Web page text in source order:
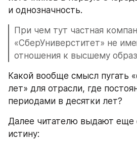
и однозначность.
При чем тут частная
«СберУниверститет» не
отношения к высшему
Какой вообще смысл пугать
лет» для отрасли, где
периодами в десятки лет?
Далее читателю выдают еще
истину: